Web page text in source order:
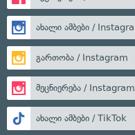
ახალი ამბები /
გართობა / Instagram
მეცნიერება / Instagram
ახალი ამბები / TikTok